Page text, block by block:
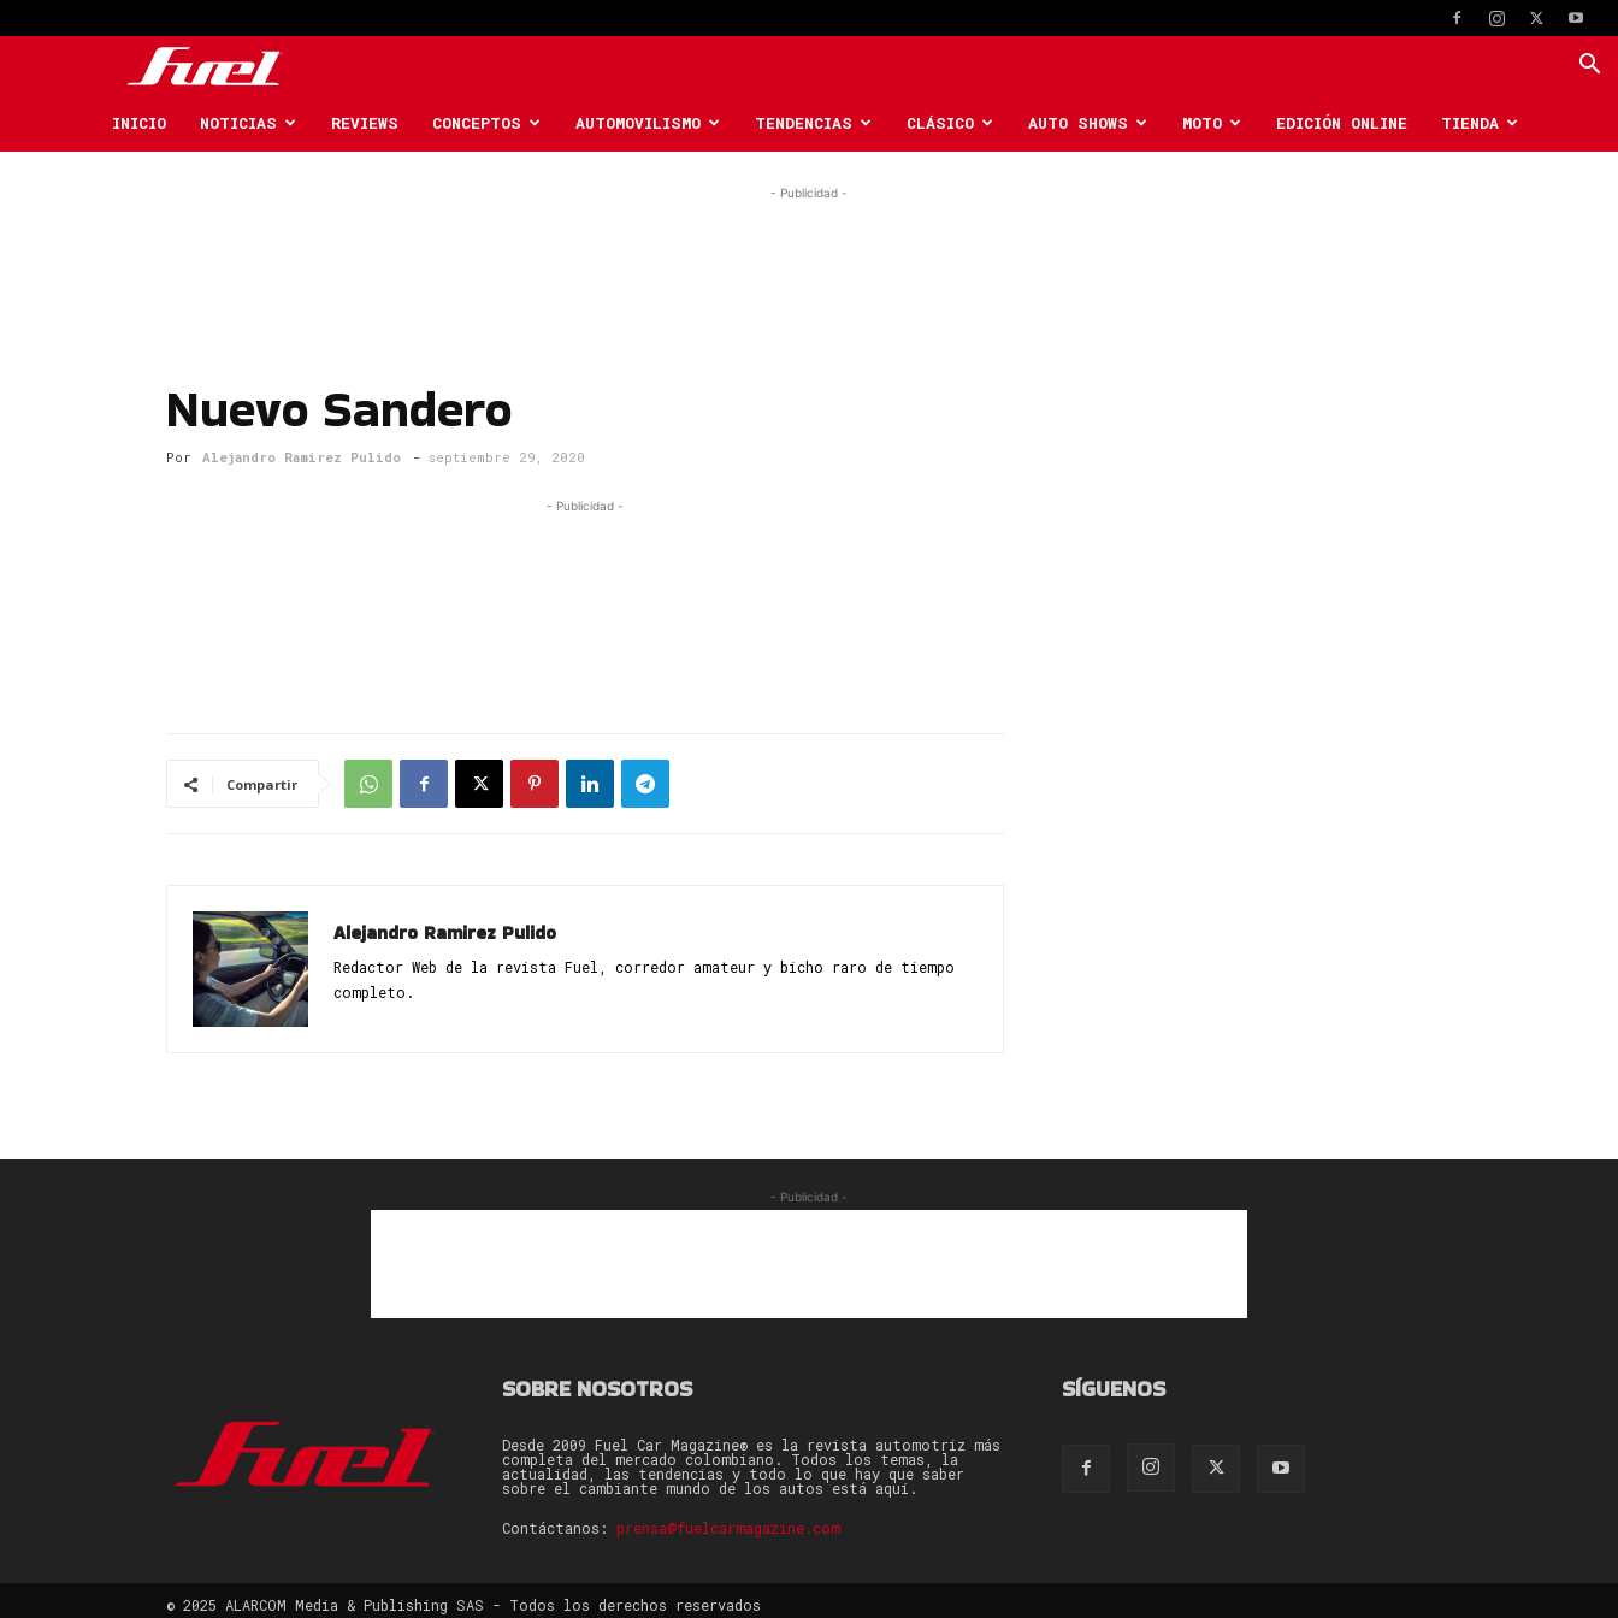
Car
INICIO NOTICIAS REVIEWS CONCEPTOS AUTOMOVILISMO TENDENCIAS CLÁSICO AUTO SHOWS MOTO EDICIÓN ONLINE TIENDA
- Publicidad -
Nuevo Sandero
Por Alejandro Ramirez Pulido - septiembre 29, 2020
- Publicidad -
Compartir
Alejandro Ramirez Pulido
Redactor Web de la revista Fuel, corredor amateur y bicho raro de tiempo
completo.
- Publicidad -
SOBRE NOSOTROS
Desde 2009 Fuel Car Magazine® es la revista automotriz más
completa del mercado colombiano. Todos los temas, la
actualidad, las tendencias y todo lo que hay que saber
sobre el cambiante mundo de los autos está aquí.
Contáctanos: prensa@fuelcarmagazine.com
SÍGUENOS
© 2025 ALARCOM Media & Publishing SAS - Todos los derechos reservados